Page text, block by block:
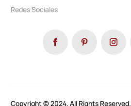
Redes Sociales
Copyright © 2024. All Rights Reserved.